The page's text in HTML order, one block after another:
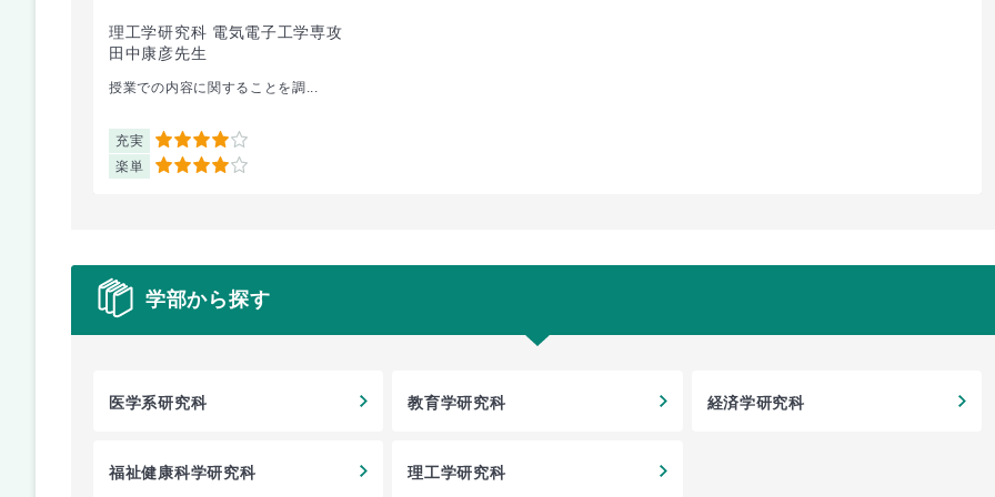
理工学研究科 電気電子工学専攻
田中康彦先生
授業での内容に関することを調...
充実 4
楽単 4
学部から探す
医学系研究科 教育学研究科 経済学研究科
福祉健康科学研究科 理工学研究科